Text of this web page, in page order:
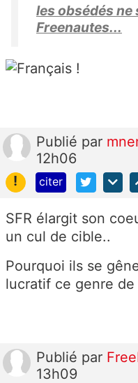
les obsédés ne
Freenautes...
Publié par
12h06
!
citer
SFR élargit son
un cul de cible..
Pourquoi ils se
lucratif ce genre de
Publié par
13h09